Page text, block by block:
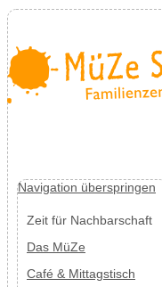
Navigation überspringen
Zeit für Nachbarschaft
Das MüZe
Café & Mittagstisch